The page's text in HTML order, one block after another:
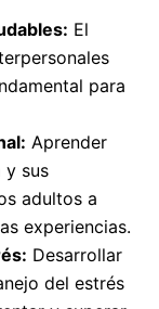
El
para
Aprender
y sus
adultos a
experiencias.
Desarrollar
del estrés